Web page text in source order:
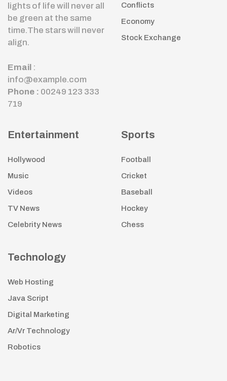
lights of life will never all
be green at the same
time.The stars will never
align.
Email :
info@example.com
Phone : 00249 123 333
719
Conflicts
Economy
Stock Exchange
Entertainment
Hollywood
Music
Videos
TV News
Celebrity News
Sports
Football
Cricket
Baseball
Hockey
Chess
Technology
Web Hosting
Java Script
Digital Marketing
Ar/Vr Technology
Robotics